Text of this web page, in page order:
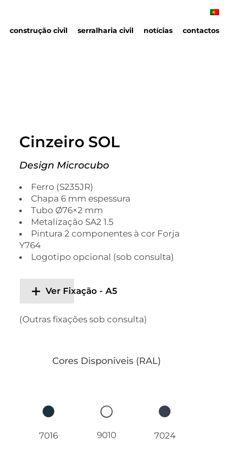
construção civil serralharia civil notícias contactos
Cinzeiro SOL
Design Microcubo
Ferro (S235JR)
Chapa 6 mm espessura
Tubo Ø76×2 mm
Metalização SA2 1.5
Pintura 2 componentes à cor Forja
Y764
Logotipo opcional (sob consulta)
Ver Fixação - A5
(Outras fixações sob consulta)
Cores Disponiveis (RAL)
7016 9010 7024